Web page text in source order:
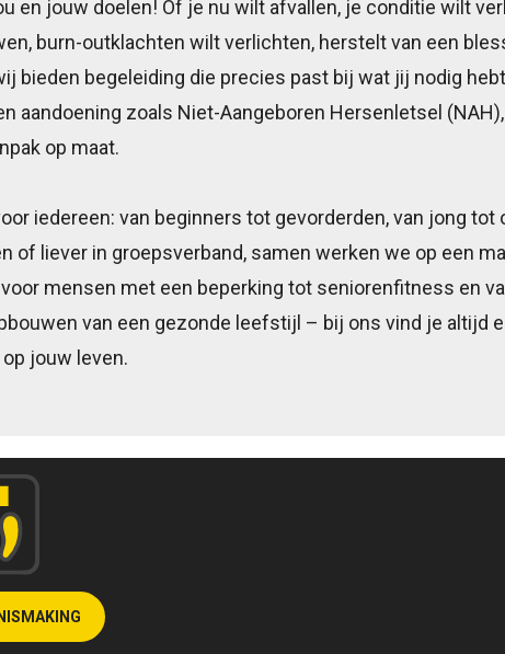
en jouw doelen! Of je nu wilt afvallen, je conditie wilt
burn-outklachten wilt verlichten, herstelt van een
bieden begeleiding die precies past bij wat jij nodig
aandoening zoals Niet-Aangeboren Hersenletsel
op maat.
iedereen: van beginners tot gevorderden, van jong tot
of liever in groepsverband, samen werken we op een
mensen met een beperking tot seniorenfitness en
van een gezonde leefstijl – bij ons vind je altijd
jouw leven.